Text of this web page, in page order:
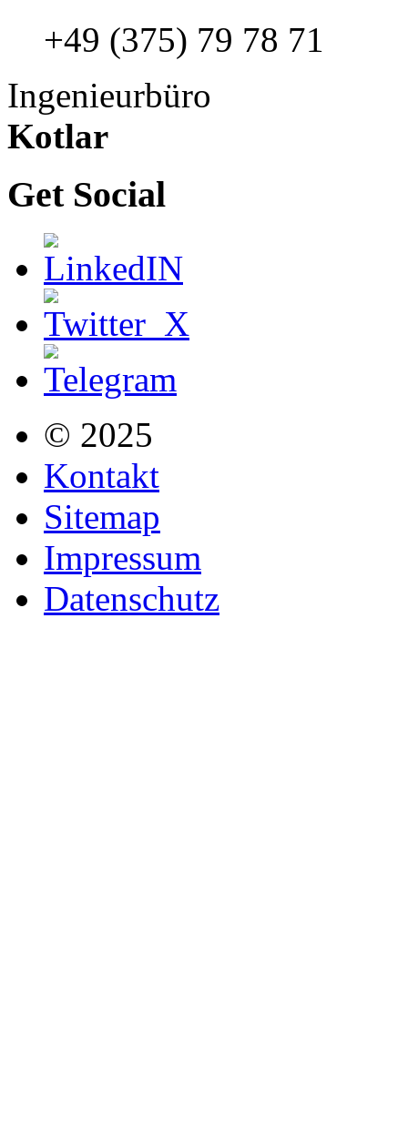
+49 (375) 79 78 71
Ingenieurbüro
Kotlar
Get Social
© 2025
Kontakt
Sitemap
Impressum
Datenschutz